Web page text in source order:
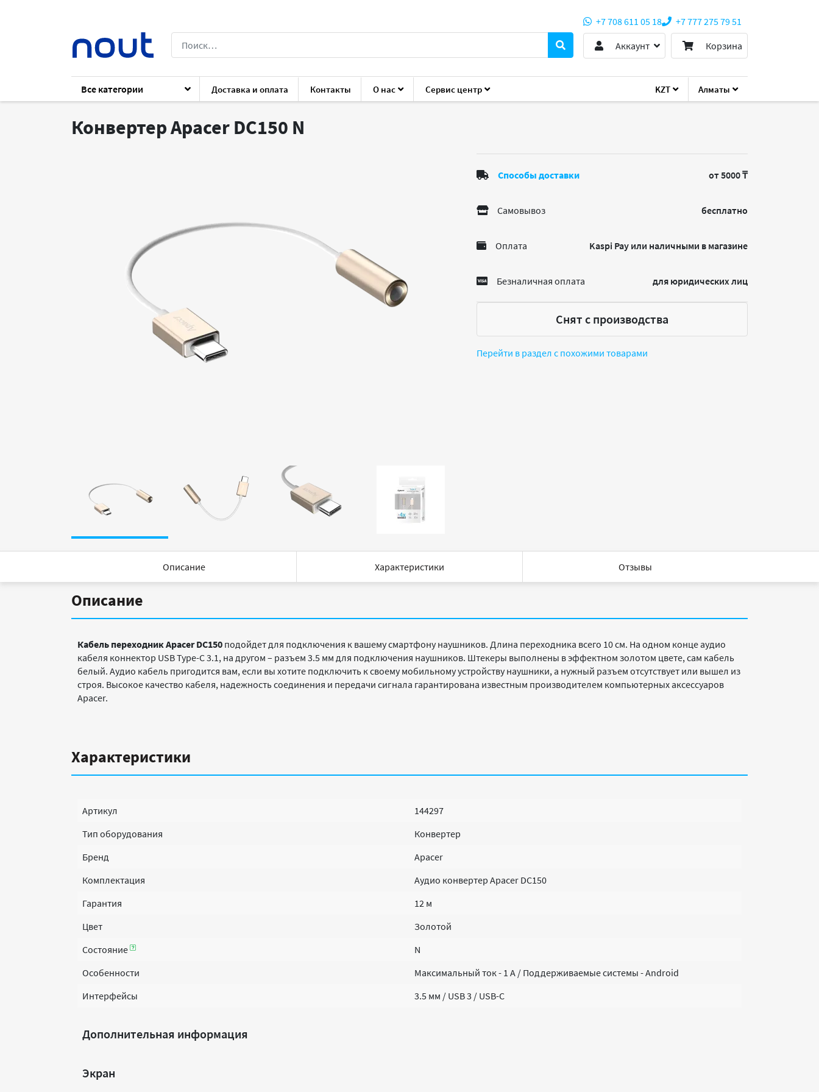
KZT Алматы
+7 708 611 05 18
+7 777 275 79 51
Аккаунт
Корзина
Все категории Доставка и оплата Контакты О нас Сервис центр
Каталог Аксессуары Аксессуары для ноутбуков и ПК Кабели, переходники
Конвертер Apacer DC150 N
Способы доставки от 5000 ₸
Самовывоз бесплатно
Оплата Kaspi Pay или наличными в магазине
Безналичная оплата для юридических лиц
Снят с производства
Перейти в раздел с похожими товарами
Описание Характеристики Отзывы
Описание
Кабель переходник Apacer DC150 подойдет для подключения к вашему смартфону наушников. Длина переходника всего 10 см. На одном конце аудио
кабеля коннектор USB Type-C 3.1, на другом – разъем 3.5 мм для подключения наушников. Штекеры выполнены в эффектном золотом цвете, сам кабель
белый. Аудио кабель пригодится вам, если вы хотите подключить к своему мобильному устройству наушники, а нужный разъем отсутствует или вышел из
строя. Высокое качество кабеля, надежность соединения и передачи сигнала гарантирована известным производителем компьютерных аксессуаров
Apacer.
Характеристики
Артикул
144297
Тип оборудования
Конвертер
Бренд
Apacer
Комплектация
Аудио конвертер Apacer DC150
Гарантия
12 м
Цвет
Золотой
Состояние
N
Особенности
Максимальный ток - 1 А / Поддерживаемые системы - Android
Интерфейсы
3.5 мм / USB 3 / USB-C
Дополнительная информация
Экран